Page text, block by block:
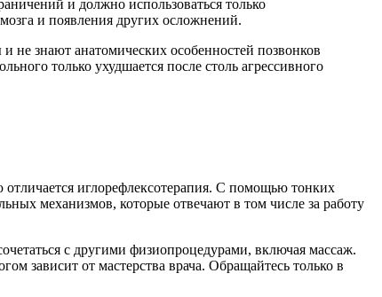
и должно использоваться только
и появления других осложнений.
не знают анатомических особенностей позвонков
только ухудшается после столь агрессивного
иглорефлексотерапия. С помощью тонких
механизмов, которые отвечают в том числе за работу
с другими физиопроцедурами, включая массаж.
зависит от мастерства врача. Обращайтесь только в